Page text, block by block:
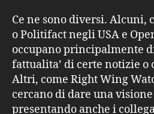
Ce ne sono diversi. Alcuni,
o Politifact negli USA e
occupano principalmente
fattualita’ di certe notizie
Altri, come Right Wing
cercano di dare una
presentando anche i